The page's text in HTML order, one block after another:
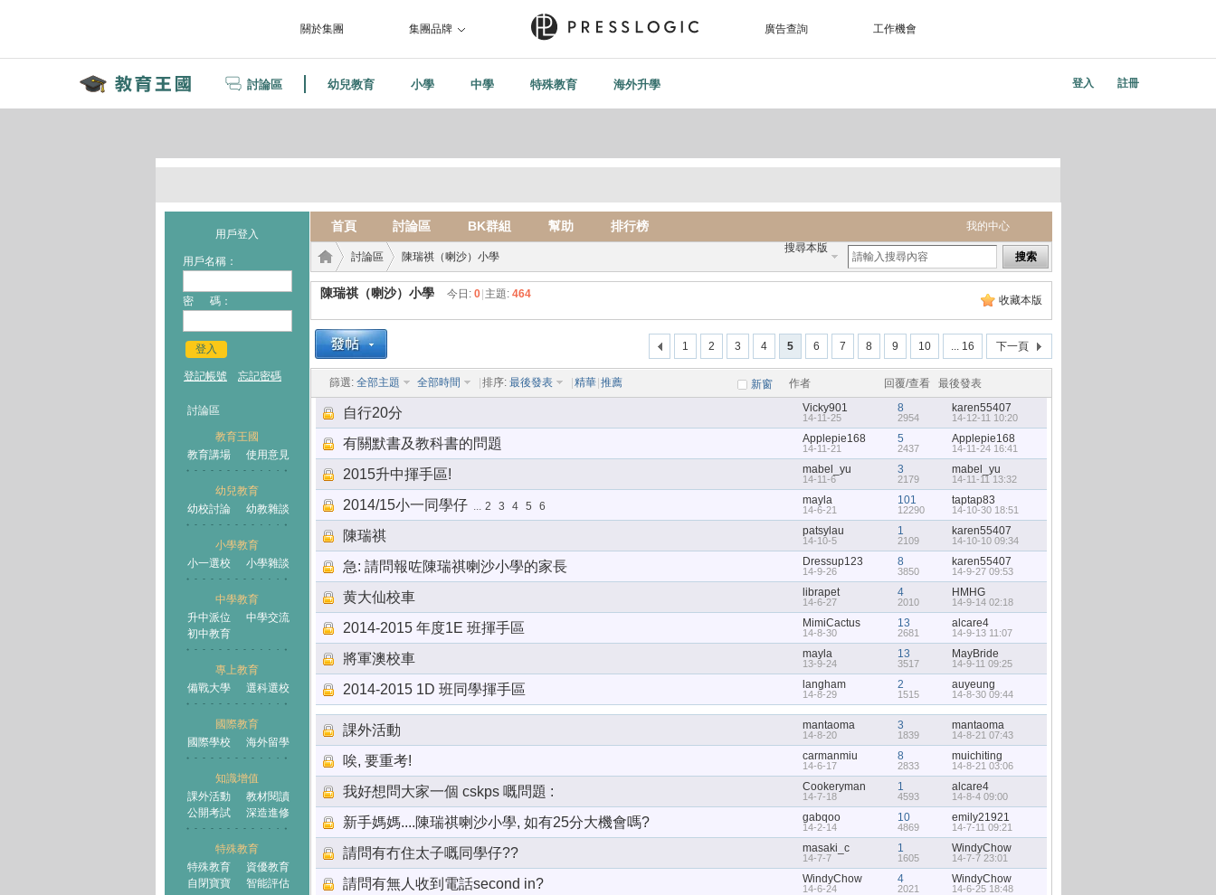
關於集團 集團品牌 廣告查詢 工作機會
討論區 幼兒教育 小學 中學 特殊教育 海外升學 登入 註冊
用戶登入
用戶名稱：
密 碼：
登入
登記帳號 忘記密碼
討論區
教育王國
教育講場
使用意見
幼兒教育
幼校討論
幼教雜談
小學教育
小一選校
小學雜談
中學教育
升中派位
中學交流
初中教育
專上教育
備戰大學
選科選校
國際教育
國際學校
海外留學
知識增值
課外活動
教材閱讀
公開考試
深造進修
特殊教育
特殊教育
資優教育
自閉寶寶
智能評估
我的中心
首頁 討論區 BK群組 幫助 排行榜
搜尋本版
搜索
教育
王國
›
討論區
›
陳瑞祺（喇沙）小學
收藏本版
陳瑞祺（喇沙）小學 今日: 0 主題: 464
1 2 3 4 5 6 7 8 9 10 ... 16 下一頁
新窗
篩選: 全部主題 全部時間 排序: 最後發表 精華 推薦 作者 回覆/查看 最後發表
自行20分 Vicky901
14-11-25
8
2954
karen55407
14-12-11 10:20
有關默書及教科書的問題 Applepie168
14-11-21
5
2437
Applepie168
14-11-24 16:41
2015升中揮手區! mabel_yu
14-11-6
3
2179
mabel_yu
14-11-11 13:32
2014/15小一同學仔 ... 2 3 4 5 6 mayla
14-6-21
101
12290
taptap83
14-10-30 18:51
陳瑞祺 patsylau
14-10-5
1
2109
karen55407
14-10-10 09:34
急: 請問報咗陳瑞祺喇沙小學的家長 Dressup123
14-9-26
8
3850
karen55407
14-9-27 09:53
黄大仙校車 librapet
14-6-27
4
2010
HMHG
14-9-14 02:18
2014-2015 年度1E 班揮手區 MimiCactus
14-8-30
13
2681
alcare4
14-9-13 11:07
將軍澳校車 mayla
13-9-24
13
3517
MayBride
14-9-11 09:25
2014-2015 1D 班同學揮手區 langham
14-8-29
2
1515
auyeung
14-8-30 09:44
課外活動 mantaoma
14-8-20
3
1839
mantaoma
14-8-21 07:43
唉, 要重考! carmanmiu
14-6-17
8
2833
muichiting
14-8-21 03:06
我好想問大家一個 cskps 嘅問題 : Cookeryman
14-7-18
1
4593
alcare4
14-8-4 09:00
新手媽媽....陳瑞祺喇沙小學, 如有25分大機會嗎? gabqoo
14-2-14
10
4869
emily21921
14-7-11 09:21
請問有冇住太子嘅同學仔?? masaki_c
14-7-7
1
1605
WindyChow
14-7-7 23:01
請問有無人收到電話second in? WindyChow
14-6-24
4
2021
WindyChow
14-6-25 18:48